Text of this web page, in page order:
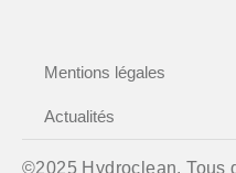
Mentions légales
Actualités
©2025 Hydroclean. Tous